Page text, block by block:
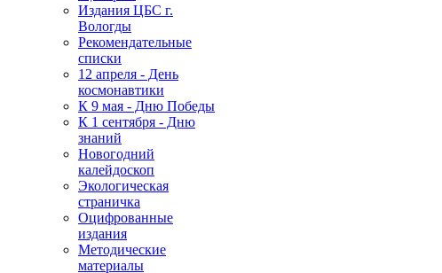
Издания ЦБС г.
Вологды
Рекомендательные
списки
12 апреля - День
космонавтики
К 9 мая - Дню Победы
К 1 сентября - Дню
знаний
Новогодний
калейдоскоп
Экологическая
страничка
Оцифрованные
издания
Методические
материалы